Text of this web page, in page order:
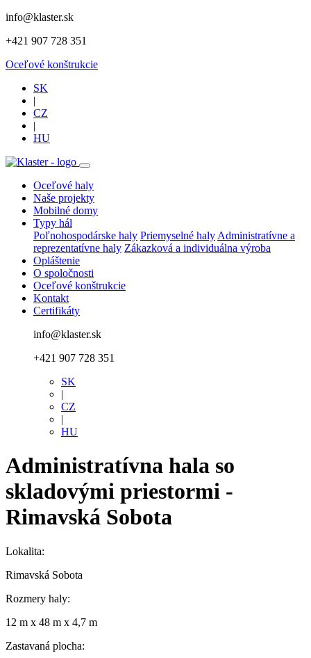
info@klaster.sk
+421 907 728 351
Oceľové konštrukcie
SK
|
CZ
|
HU
Oceľové haly
Naše projekty
Mobilné domy
Typy hál
Poľnohospodárske haly Priemyselné haly Administratívne a
reprezentatívne haly Zákazková a individuálna výroba
Opláštenie
O spoločnosti
Oceľové konštrukcie
Kontakt
Certifikáty
info@klaster.sk
+421 907 728 351
SK
|
CZ
|
HU
Administratívna hala so
skladovými priestormi -
Rimavská Sobota
Lokalita:
Rimavská Sobota
Rozmery haly:
12 m x 48 m x 4,7 m
Zastavaná plocha: